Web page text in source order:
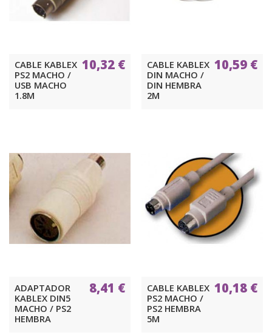
CABLE KABLEX
PS2 MACHO /
USB MACHO
1.8M
10,32 €
CABLE KABLEX
DIN MACHO /
DIN HEMBRA
2M
10,59 €
ADAPTADOR
KABLEX DIN5
MACHO / PS2
HEMBRA
8,41 €
CABLE KABLEX
PS2 MACHO /
PS2 HEMBRA
5M
10,18 €